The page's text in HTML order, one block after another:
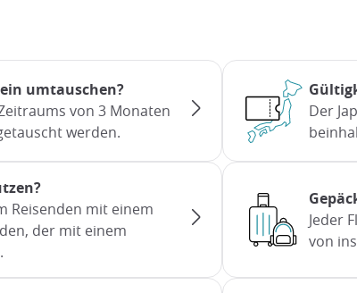
umtauschen?
von 3 Monaten
werden.
Der
Reisenden mit einem
der mit einem
Jeder
von